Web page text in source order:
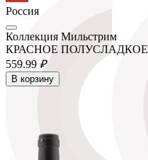
Россия
Коллекция Мильстрим
КРАСНОЕ ПОЛУСЛАДКОЕ
559.99 ₽
В корзину